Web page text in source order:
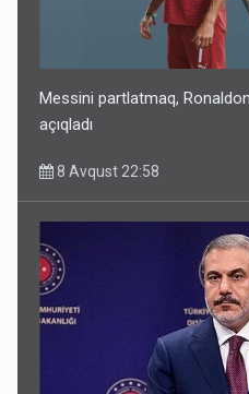
Messini partlatmaq,
açıqladı
8 Avqust 22:58